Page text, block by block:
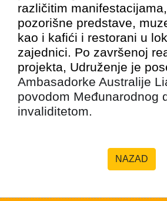
različitim
pozorišne predstave,
kao i kafići i restorani u
zajednici. Po završenoj
projekta, Udruženje je
Ambasadorke Australije
povodom Međunarodnog
invaliditetom.
NAZAD